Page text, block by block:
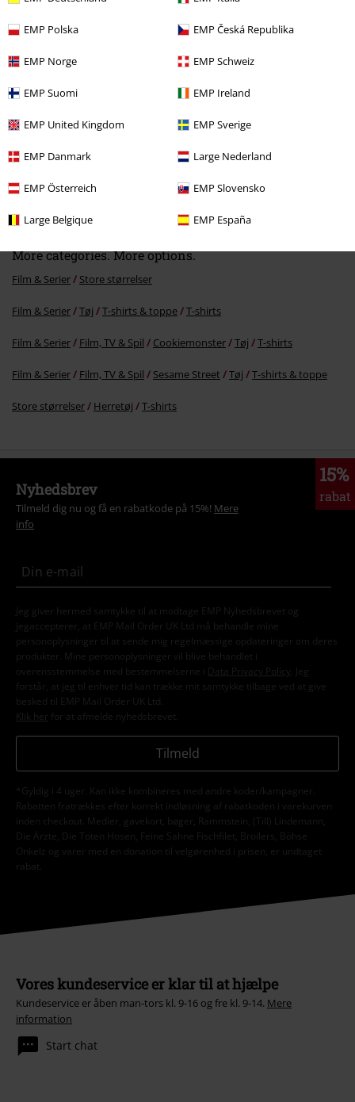
EMP Polska EMP Česká Republika
EMP Norge EMP Schweiz
EMP Suomi EMP Ireland
EMP United Kingdom EMP Sverige
EMP Danmark Large Nederland
EMP Österreich EMP Slovensko
Large Belgique EMP España
kr 103.95
More categories. More options.
Film & Serier Store størrelser
Film & Serier Tøj T-shirts & toppe T-shirts
Film & Serier Film, TV & Spil Cookiemonster Tøj T-shirts
Film & Serier Film, TV & Spil Sesame Street Tøj T-shirts & toppe
Store størrelser Herretøj T-shirts
15%
rabat
Nyhedsbrev
Tilmeld dig nu og få en rabatkode på 15%! Mere
info
Jeg giver hermed samtykke til at modtage EMP Nyhedsbrevet og
jegaccepterer, at EMP Mail Order UK Ltd må behandle mine
personoplysninger til at sende mig regelmæssige opdateringer om deres
produkter. Mine personoplysninger vil blive behandlet i
overensstemmelse med bestemmelserne i
Data Privacy Policy
. Jeg
forstår, at jeg til enhver tid kan trække mit samtykke tilbage ved at give
besked til EMP Mail Order UK Ltd.
Klik her
for at afmelde nyhedsbrevet.
Tilmeld
*Gyldig i 4 uger. Kan ikke kombineres med andre koder/kampagner.
Rabatten fratrækkes efter korrekt indløsning af rabatkoden i varekurven
inden checkout. Medier, gavekort, bøger, Rammstein, (Till) Lindemann,
Die Ärzte, Die Toten Hosen, Feine Sahne Fischfilet, Broilers, Böhse
Onkelz og varer med en donation til velgørenhed i prisen, er undtaget
rabat.
Vores kundeservice er klar til at hjælpe
Kundeservice er åben man-tors kl. 9-16 og fre kl. 9-14. Mere
information
Start chat